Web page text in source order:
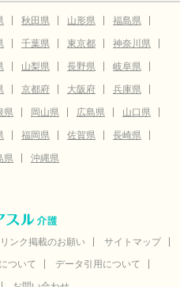
秋田県 山形県
福島県
千葉県 東京都
神奈川県
山梨県 長野県
岐阜県
京都府 大阪府
兵庫県
県 岡山県 広島県
山口県
福岡県 佐賀県
長崎県
県 沖縄県
リンク掲載のお願い
サイトマップ
ついて
データ引用について